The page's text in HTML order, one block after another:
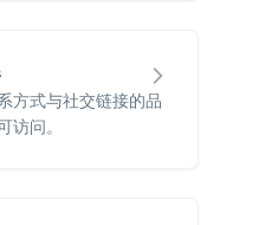
方式与社交链接的品
访问。